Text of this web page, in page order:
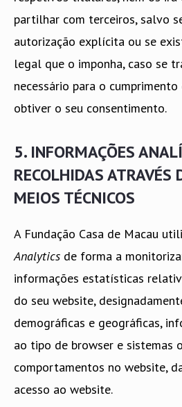
partilhar com terceiros, salvo
autorização explícita ou se
legal que o imponha, caso se
necessário para o
obtiver o seu consentimento.
5. INFORMAÇÕES
RECOLHIDAS ATRAVÉS
MEIOS TÉCNICOS
A Fundação Casa de Macau
Analytics de forma a
informações estatísticas
do seu website,
demográficas e geográficas,
ao tipo de browser e sistemas
comportamentos no website,
acesso ao website.